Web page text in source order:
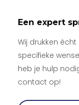
Een expert
Wij drukken
specifieke
heb je hulp
contact op!